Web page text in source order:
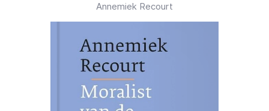
Annemiek Recourt